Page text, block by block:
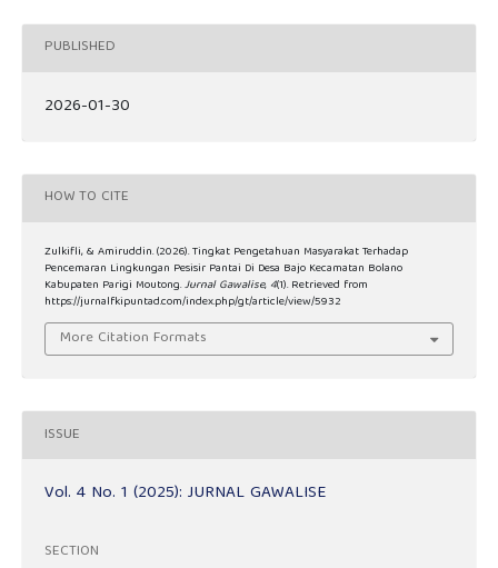
PUBLISHED
2026-01-30
HOW TO CITE
Zulkifli, & Amiruddin. (2026). Tingkat Pengetahuan Masyarakat Terhadap
Pencemaran Lingkungan Pesisir Pantai Di Desa Bajo Kecamatan Bolano
Kabupaten Parigi Moutong.Jurnal Gawalise, 4(1). Retrieved from
https://jurnalfkipuntad.com/index.php/gt/article/view/5932
More Citation Formats
ISSUE
Vol. 4 No. 1 (2025): JURNAL GAWALISE
SECTION